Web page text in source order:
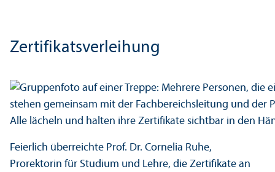
Zertifikatsverleihung
Feierlich überreichte Prof. Dr. Cornelia Ruhe,
Prorektorin für Studium und Lehre, die Zertifikate an